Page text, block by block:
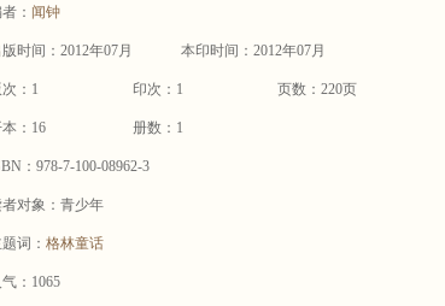
： 闻钟
时间：2012年07月 本印时间：2012年07月
次：1 印次：1 页数：220页
：16 册数：1
：978-7-100-08962-3
对象：青少年
词： 格林童话
气：1065